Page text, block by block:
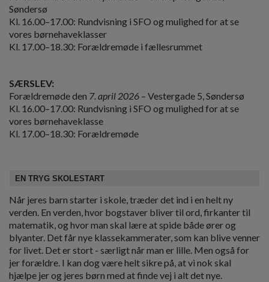
Søndersø
Kl. 16.00–17.00: Rundvisning i SFO og mulighed for at se
vores børnehaveklasser
Kl. 17.00–18.30: Forældremøde i fællesrummet
SÆRSLEV:
Forældremøde den 7. april 2026 – Vestergade 5, Søndersø
Kl. 16.00–17.00: Rundvisning i SFO og mulighed for at se
vores børnehaveklasse
Kl. 17.00–18.30: Forældremøde
EN TRYG SKOLESTART
Når jeres barn starter i skole, træder det ind i en helt ny
verden. En verden, hvor bogstaver bliver til ord, firkanter til
matematik, og hvor man skal lære at spide både ører og
blyanter. Det får nye klassekammerater, som kan blive venner
for livet. Det er stort - særligt når man er lille. Men også for
jer forældre. I kan dog være helt sikre på, at vi nok skal
hjælpe jer og jeres børn med at finde vej i alt det nye.